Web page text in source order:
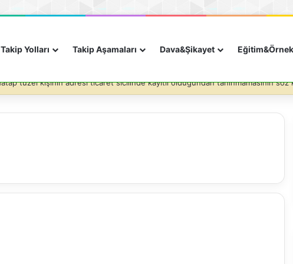
Takip Yolları Takip Aşamaları Dava&Şikayet Eğitim&Örnek